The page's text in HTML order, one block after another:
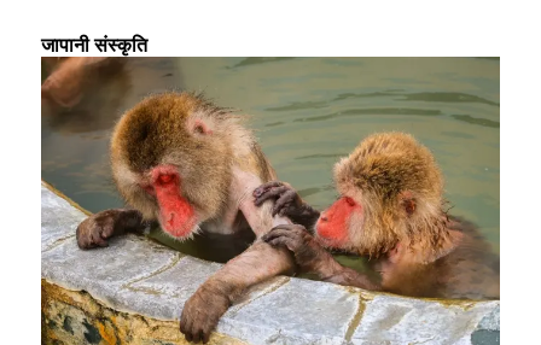
के भोजन के समय, बच्चों को उनकी पोषण संबंधी शिक्षा के हिस्से के रूप में भोजन तैयार
करना और साफ-सफाई करना सिखाया जाता है, जिससे उनमें जिम्मेदारी और स्वतंत्रता
की भावना विकसित होती है। सफाई गतिविधियों और स्कूल कार्यक्रमों में भागीदारी भी
प्राथमिक विद्यालय के छात्रों के लिए महत्वपूर्ण गतिविधियाँ हैं, और उन्हें स्थानीय समुदाय
में योगदान देने की भावना विकसित करने के अवसर प्रदान करती हैं।
जापानी संस्कृति